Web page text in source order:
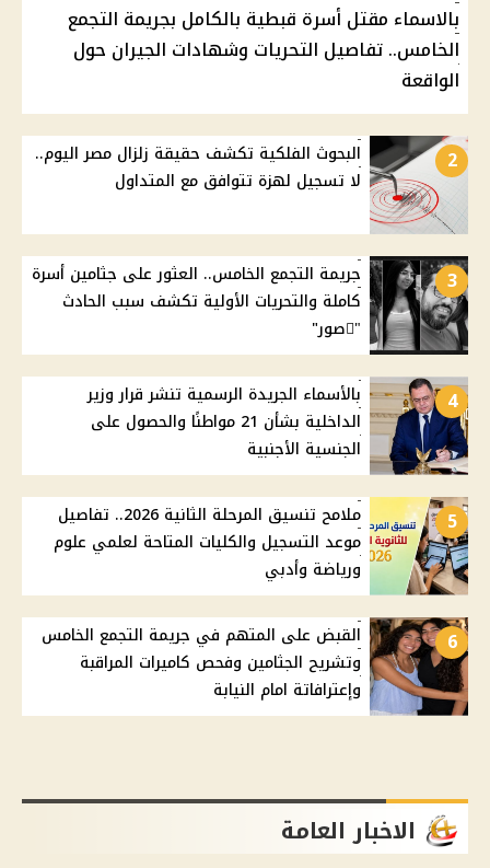
بالاسماء مقتل أسرة قبطية بالكامل بجريمة التجمع
الخامس.. تفاصيل التحريات وشهادات الجيران حول
الواقعة
2
البحوث الفلكية تكشف حقيقة زلزال مصر اليوم..
لا تسجيل لهزة تتوافق مع المتداول
3
جريمة التجمع الخامس.. العثور على جثامين أسرة
كاملة والتحريات الأولية تكشف سبب الحادث
"ًصور"
4
بالأسماء الجريدة الرسمية تنشر قرار وزير
الداخلية بشأن 21 مواطنًا والحصول على
الجنسية الأجنبية
5
ملامح تنسيق المرحلة الثانية 2026.. تفاصيل
موعد التسجيل والكليات المتاحة لعلمي علوم
ورياضة وأدبي
6
القبض على المتهم في جريمة التجمع الخامس
وتشريح الجثامين وفحص كاميرات المراقبة
وإعترافاتة امام النيابة
الاخبار العامة